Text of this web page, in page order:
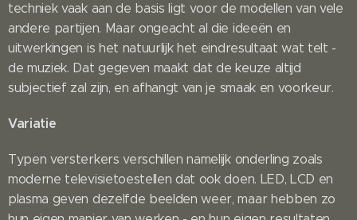
techniek vaak aan de basis ligt voor de modellen van vele
andere partijen. Maar ongeacht al die ideeën en
uitwerkingen is het natuurlijk het eindresultaat wat telt -
de muziek. Dat gegeven maakt dat de keuze altijd
subjectief zal zijn, en afhangt van je smaak en voorkeur.
Variatie
Typen versterkers verschillen namelijk onderling zoals
moderne televisietoestellen dat ook doen. LED, LCD en
plasma geven dezelfde beelden weer, maar hebben zo